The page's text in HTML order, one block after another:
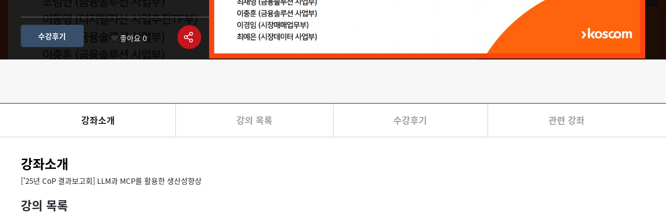
수강후기 좋아요0
강좌소개 강의 목록 수강후기 관련 강좌
강좌소개
['25년 CoP 결과보고회] LLM과 MCP를 활용한 생산성향상
강의 목록